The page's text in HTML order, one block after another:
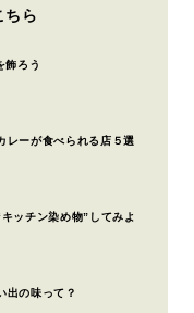
ちら
飾ろう
レーが食べられる店５選
ッチン染め物”してみよ
出の味って？